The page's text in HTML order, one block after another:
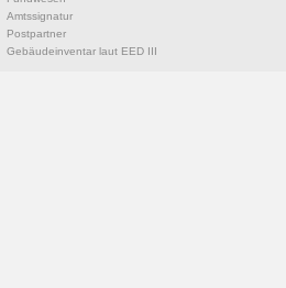
Amtssignatur
Postpartner
Gebäudeinventar laut EED III